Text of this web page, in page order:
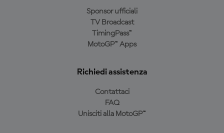
Sponsor ufficiali
TV Broadcast
TimingPass™
MotoGP™ Apps
Richiedi assistenza
Contattaci
FAQ
Unisciti alla MotoGP™